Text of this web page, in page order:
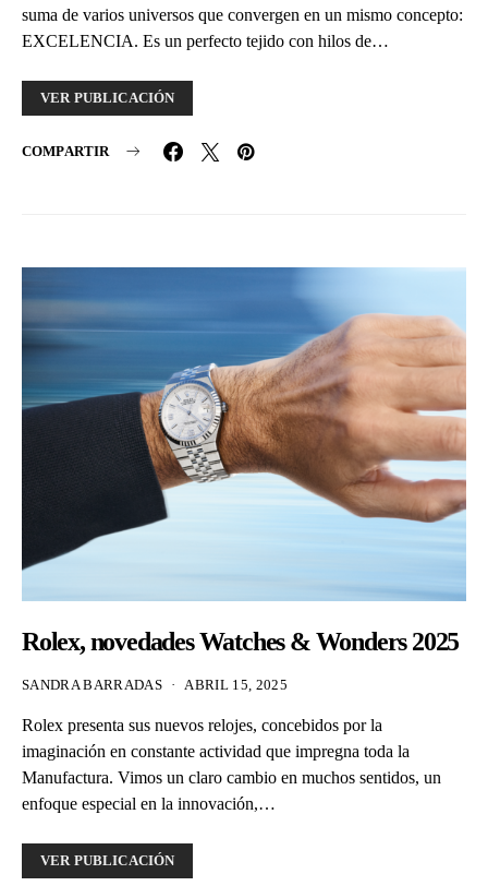
suma de varios universos que convergen en un mismo concepto:
EXCELENCIA. Es un perfecto tejido con hilos de…
VER PUBLICACIÓN
COMPARTIR
Rolex, novedades Watches & Wonders 2025
SANDRA BARRADAS ABRIL 15, 2025
Rolex presenta sus nuevos relojes, concebidos por la
imaginación en constante actividad que impregna toda la
Manufactura. Vimos un claro cambio en muchos sentidos, un
enfoque especial en la innovación,…
VER PUBLICACIÓN